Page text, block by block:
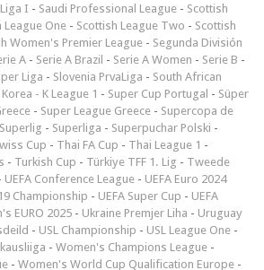
I - Saudi Professional League - Scottish
League One - Scottish League Two - Scottish
Women's Premier League - Segunda División
A - Serie A Brazil - Serie A Women - Serie B -
Liga - Slovenia PrvaLiga - South African
- K League 1 - Super Cup Portugal - Süper
- Super League Greece - Supercopa de
Superlig - Superliga - Superpuchar Polski -
Cup - Thai FA Cup - Thai League 1 -
- Turkish Cup - Türkiye TFF 1. Lig - Tweede
UEFA Conference League - UEFA Euro 2024
Championship - UEFA Super Cup - UEFA
EURO 2025 - Ukraine Premjer Liha - Uruguay
- USL Championship - USL League One -
- Women's Champions League -
- Women's World Cup Qualification Europe -